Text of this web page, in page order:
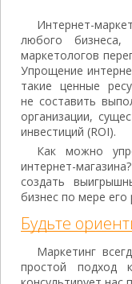
Интернет-
любого бизнеса,
маркетологов
Упрощение
такие ценные
не составить
организации,
инвестиций (ROI).
Как можно
интернет-
создать
бизнес по мере его
Будьте
Маркетинг
простой подход